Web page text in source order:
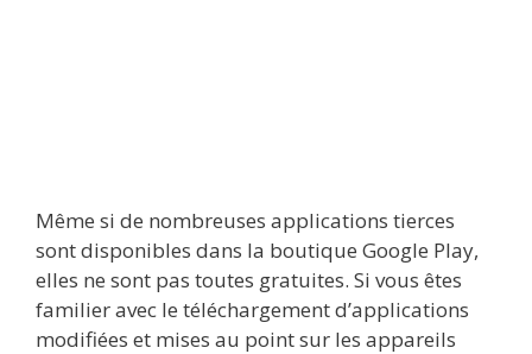
Même si de nombreuses applications tierces
sont disponibles dans la boutique Google Play,
elles ne sont pas toutes gratuites. Si vous êtes
familier avec le téléchargement d’applications
modifiées et mises au point sur les appareils